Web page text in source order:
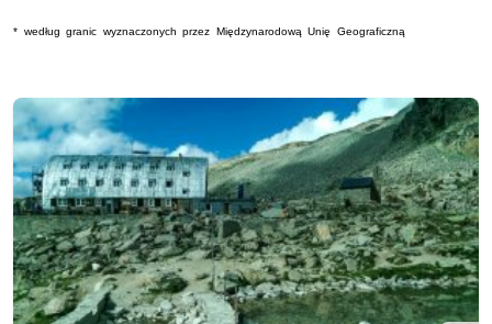
* według granic wyznaczonych przez Międzynarodową Unię Geograficzną